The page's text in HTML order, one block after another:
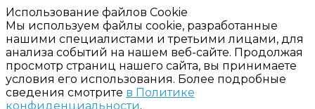
Использование файлов Cookie
Мы используем файлы cookie, разработанные
нашими специалистами и третьими лицами, для
анализа событий на нашем веб-сайте. Продолжая
просмотр страниц нашего сайта, вы принимаете
условия его использования. Более подробные
сведения смотрите в Политике
конфиденциальности.